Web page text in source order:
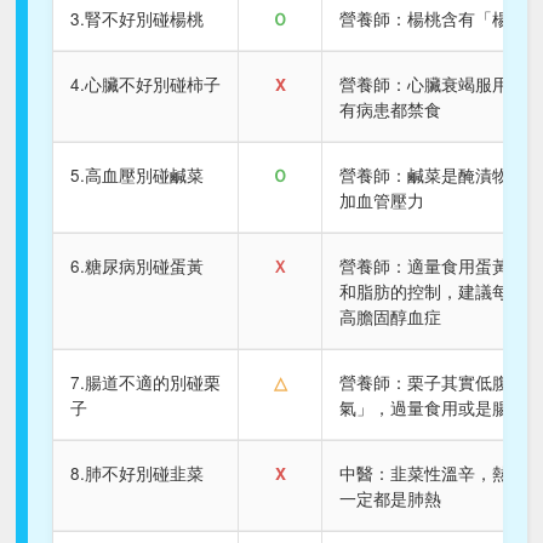
3.腎不好別碰楊桃 Ｏ 營養師：楊桃含有「楊桃
4.心臟不好別碰柿子 X
營養師：心臟衰竭服用特
有病患都禁食
5.高血壓別碰鹹菜 Ｏ
營養師：鹹菜是醃漬物、
加血管壓力
6.糖尿病別碰蛋黃 Ｘ
營養師：適量食用蛋黃對
和脂肪的控制，建議每日
高膽固醇血症
7.腸道不適的別碰栗
子
△
營養師：栗子其實低腹敏
氣」，過量食用或是腸胃
8.肺不好別碰韭菜 X
中醫：韭菜性溫辛，熱咳
一定都是肺熱